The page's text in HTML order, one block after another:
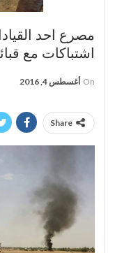
مصرع احد
اشتباكات مع
On أغسطس 4, 2016
Share